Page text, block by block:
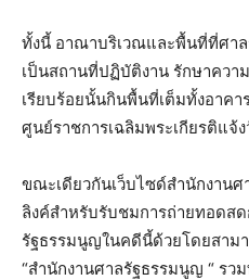
ทั้งนี้ อาณาบริเวณและพื้นที่ที่ศา
เป็นสถานที่ปฏิบัติงาน รักษาควา
เรียบร้อยนั้นกินพื้นที่เต็มทั้งอาคา
ศูนย์ราชการเฉลิมพระเกียรติแจ้
ขณะเดียวกันเว็บไซด์สำนักงาน
ลิงค์สำหรับรับชมการถ่ายทอดส
รัฐธรรมนูญในคดีนี้ด้วยโดยสาม
“สำนักงานศาลรัฐธรรมนูญ “ ร